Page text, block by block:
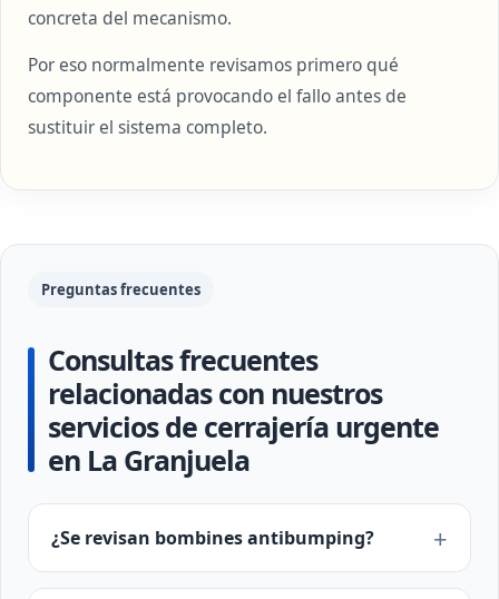
concreta del mecanismo.
Por eso normalmente revisamos primero qué
componente está provocando el fallo antes de
sustituir el sistema completo.
Preguntas frecuentes
Consultas frecuentes
relacionadas con nuestros
servicios de cerrajería urgente
en La Granjuela
¿Se revisan bombines antibumping?